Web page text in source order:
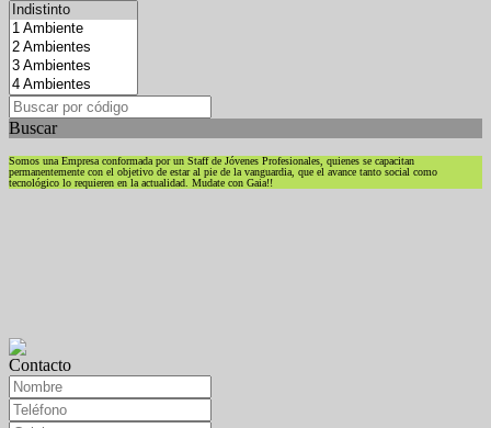
Buscar
Somos una Empresa conformada por un Staff de Jóvenes Profesionales, quienes se capacitan
permanentemente con el objetivo de estar al pie de la vanguardia, que el avance tanto social como
tecnológico lo requieren en la actualidad. Mudate con Gaia!!
Contacto